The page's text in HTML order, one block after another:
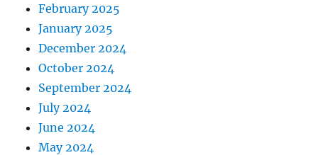
February 2025
January 2025
December 2024
October 2024
September 2024
July 2024
June 2024
May 2024